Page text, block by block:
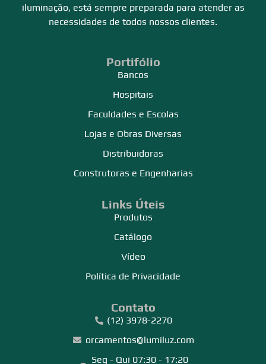
iluminação, está sempre preparada para atender as
necessidades de todos nossos clientes.
Portifólio
Bancos
Hospitais
Faculdades e Escolas
Lojas e Obras Diversas
Distribuidoras
Construtoras e Engenharias
Links Úteis
Produtos
Catálogo
Vídeo
Política de Privacidade
Contato
(12) 3978-2270
orcamentos@lumiluz.com
Seg - Qui 07:30 - 17:20